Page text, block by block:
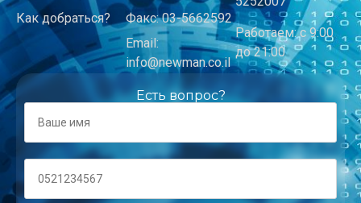
Как добраться?
Факс: 03-5662592
Email:
info@newman.co.il
Работаем: с 9:00
до 21:00
Есть вопрос?